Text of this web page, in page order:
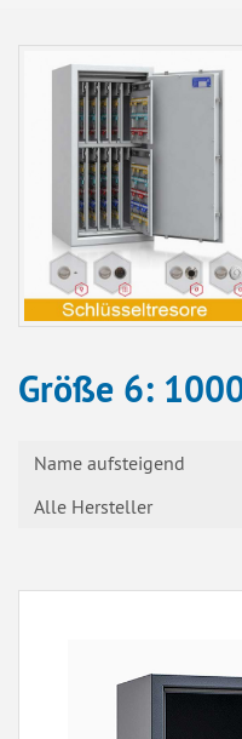
Größe 6:
Name aufsteigend
Alle Hersteller